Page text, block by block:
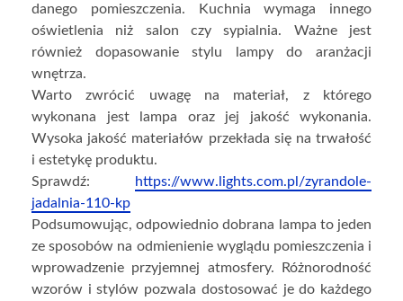
danego pomieszczenia. Kuchnia wymaga innego
oświetlenia niż salon czy sypialnia. Ważne jest
również dopasowanie stylu lampy do aranżacji
wnętrza.
Warto zwrócić uwagę na materiał, z którego
wykonana jest lampa oraz jej jakość wykonania.
Wysoka jakość materiałów przekłada się na trwałość
i estetykę produktu.
Sprawdź: https://www.lights.com.pl/zyrandole-
jadalnia-110-kp
Podsumowując, odpowiednio dobrana lampa to jeden
ze sposobów na odmienienie wyglądu pomieszczenia i
wprowadzenie przyjemnej atmosfery. Różnorodność
wzorów i stylów pozwala dostosować je do każdego